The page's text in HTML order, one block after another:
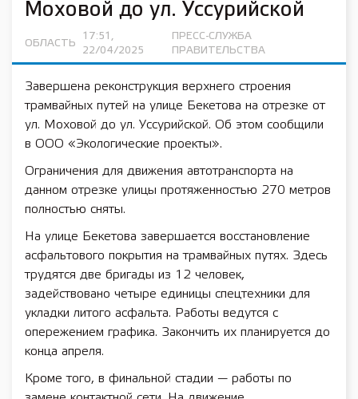
Моховой до ул. Уссурийской
ОБЛАСТЬ
17:51,
22/04/2025
ПРЕСС-СЛУЖБА
ПРАВИТЕЛЬСТВА
Завершена реконструкция верхнего строения
трамвайных путей на улице Бекетова на отрезке от
ул. Моховой до ул. Уссурийской. Об этом сообщили
в ООО «Экологические проекты».
Ограничения для движения автотранспорта на
данном отрезке улицы протяженностью 270 метров
полностью сняты.
На улице Бекетова завершается восстановление
асфальтового покрытия на трамвайных путях. Здесь
трудятся две бригады из 12 человек,
задействовано четыре единицы спецтехники для
укладки литого асфальта. Работы ведутся с
опережением графика. Закончить их планируется до
конца апреля.
Кроме того, в финальной стадии — работы по